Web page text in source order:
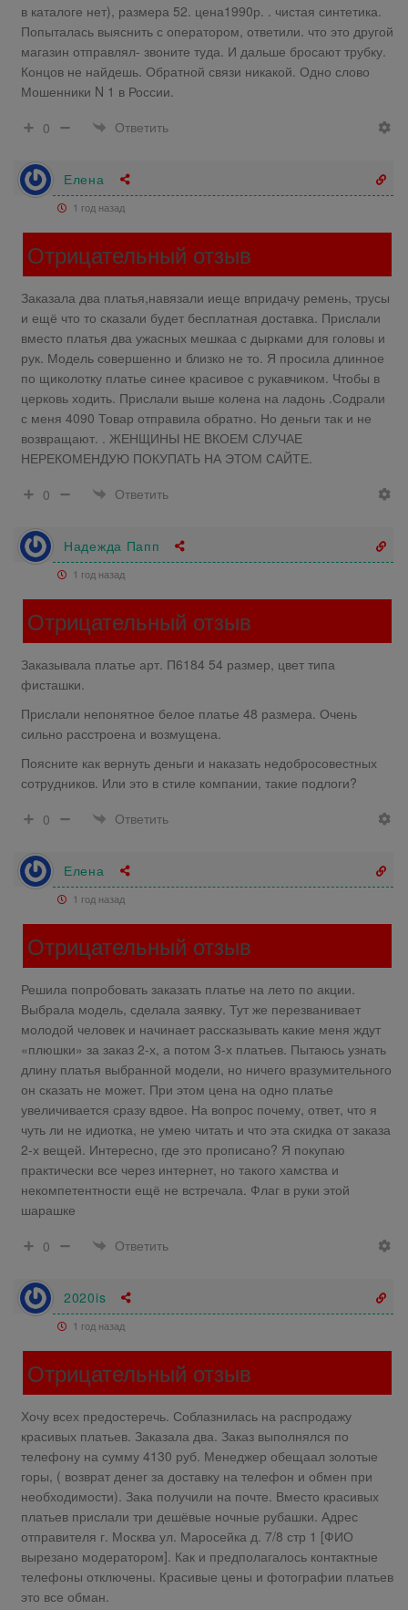
в каталоге нет), размера 52. цена1990р. . чистая синтетика.
Попыталась выяснить с оператором, ответили. что это другой
магазин отправлял- звоните туда. И дальше бросают трубку.
Концов не найдешь. Обратной связи никакой. Одно слово
Мошенники N 1 в России.
0
Ответить
Елена
1 год назад
Отрицательный отзыв
Заказала два платья,навязали иеще впридачу ремень, трусы
и ещё что то сказали будет бесплатная доставка. Прислали
вместо платья два ужасных мешкаа с дырками для головы и
рук. Модель совершенно и близко не то. Я просила длинное
по щиколотку платье синее красивое с рукавчиком. Чтобы в
церковь ходить. Прислали выше колена на ладонь .Содрали
с меня 4090 Товар отправила обратно. Но деньги так и не
возвращают. . ЖЕНЩИНЫ НЕ ВКОЕМ СЛУЧАЕ
НЕРЕКОМЕНДУЮ ПОКУПАТЬ НА ЭТОМ САЙТЕ.
0
Ответить
Надежда Папп
1 год назад
Отрицательный отзыв
Заказывала платье арт. П6184 54 размер, цвет типа
фисташки.
Прислали непонятное белое платье 48 размера. Очень
сильно расстроена и возмущена.
Поясните как вернуть деньги и наказать недобросовестных
сотрудников. Или это в стиле компании, такие подлоги?
0
Ответить
Елена
1 год назад
Отрицательный отзыв
Решила попробовать заказать платье на лето по акции.
Выбрала модель, сделала заявку. Тут же перезванивает
молодой человек и начинает рассказывать какие меня ждут
«плюшки» за заказ 2-х, а потом 3-х платьев. Пытаюсь узнать
длину платья выбранной модели, но ничего вразумительного
он сказать не может. При этом цена на одно платье
увеличивается сразу вдвое. На вопрос почему, ответ, что я
чуть ли не идиотка, не умею читать и что эта скидка от заказа
2-х вещей. Интересно, где это прописано? Я покупаю
практически все через интернет, но такого хамства и
некомпетентности ещё не встречала. Флаг в руки этой
шарашке
0
Ответить
2020is
1 год назад
Отрицательный отзыв
Хочу всех предостеречь. Соблазнилась на распродажу
красивых платьев. Заказала два. Заказ выполнялся по
телефону на сумму 4130 руб. Менеджер обещаал золотые
горы, ( возврат денег за доставку на телефон и обмен при
необходимости). Зака получили на почте. Вместо красивых
платьев прислали три дешёвые ночные рубашки. Адрес
отправителя г. Москва ул. Маросейка д. 7/8 стр 1 [ФИО
вырезано модератором]. Как и предполагалось контактные
телефоны отключены. Красивые цены и фотографии платьев
это все обман.